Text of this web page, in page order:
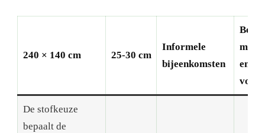
240 × 140 cm 25-30 cm
Informele
bijeenkomsten
en
voor
De stofkeuze
bepaalt de